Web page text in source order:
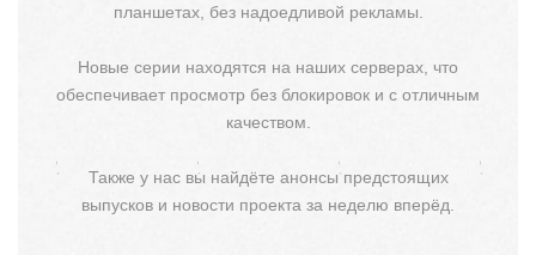
планшетах, без надоедливой рекламы.
Новые серии находятся на наших серверах, что
обеспечивает просмотр без блокировок и с отличным
качеством.
Также у нас вы найдёте анонсы предстоящих
выпусков и новости проекта за неделю вперёд.